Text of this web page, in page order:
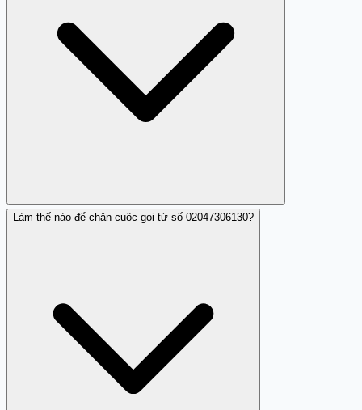
Theo đánh giá từ Trang Trắng, số 02047306130 làm
Làm thế nào để chặn cuộc gọi từ số 02047306130?